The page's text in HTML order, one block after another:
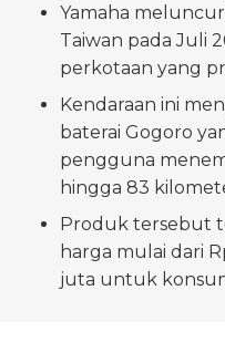
Yamaha
Taiwan pada Juli
perkotaan yang
Kendaraan ini
baterai Gogoro
pengguna
hingga 83
Produk tersebut
harga mulai dari
juta untuk